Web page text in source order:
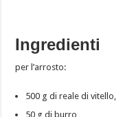
Ingredienti
per l’arrosto:
500 g di reale di vitello,
50 g di burro,